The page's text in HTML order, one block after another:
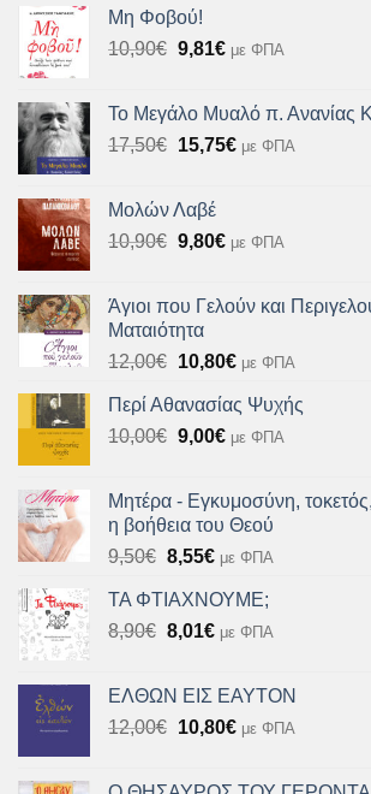
12,90€.
11,61€.
Μη Φοβού!
10,90€ Original
10,90€.
9,81€Η
είναι:
9,81€.
με ΦΠΑ
Το Μεγάλο Μυαλό π. Ανανίας
17,50€ Original
17,50€.
15,75€Η
15,75€.
με ΦΠΑ
Μολών Λαβέ
10,90€ Original
10,90€.
9,80€Η
είναι:
με ΦΠΑ
Άγιοι που Γελούν και
Ματαιότητα
12,00€ Original
was:
12,00€.
10,80€Η
τιμή
είναι:
με ΦΠΑ
Περί Αθανασίας Ψυχής
10,00€ Original
10,00€.
9,00€Η
είναι:
9,00€.
με ΦΠΑ
Μητέρα - Εγκυμοσύνη,
η βοήθεια του Θεού
9,50€ Original
was:
9,50€.
8,55€Η
τιμή
είναι:
με ΦΠΑ
ΤΑ ΦΤΙΑΧΝΟΥΜΕ;
8,90€ Original
8,90€.
8,01€Η
είναι:
8,01€.
με ΦΠΑ
ΕΛΘΩΝ ΕΙΣ ΕΑΥΤΟΝ
12,00€ Original
10,80€Ημε ΦΠΑ